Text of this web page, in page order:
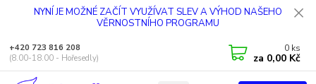
NYNÍ JE MOŽNÉ ZAČÍT VYUŽÍVAT SLEV A VÝHOD NAŠEHO
VĚRNOSTNÍHO PROGRAMU
+420 723 816 208
(8.00-18.00 - Hořesedly)
0 ks
za 0,00 Kč